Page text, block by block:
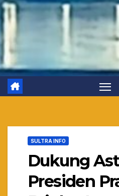
SULTRA INFO
Dukung
Presiden